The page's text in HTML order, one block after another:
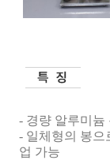
- 경량 알루미늄
- 일체형의 봉으
업 가능